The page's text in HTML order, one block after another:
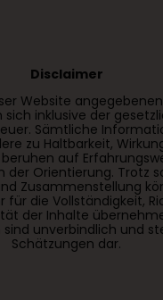
Disclaimer
Website
sich inklusive der
Sämtliche
zu Haltbarkeit,
beruhen auf
der Orientierung. Trotz
Zusammenstellung
für die Vollständigkeit,
der Inhalte
sind unverbindlich und
Schätzungen dar.